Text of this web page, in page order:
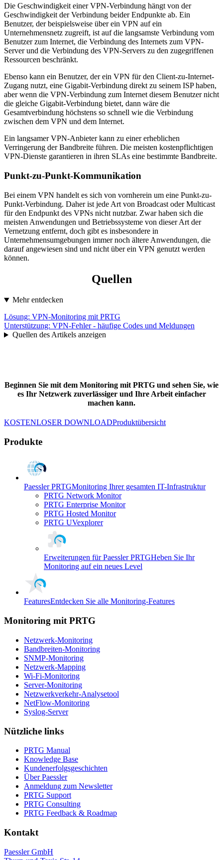
Die Geschwindigkeit einer VPN-Verbindung hängt von der
Geschwindigkeit der Verbindung beider Endpunkte ab. Ein
Benutzer, der beispielsweise über ein VPN auf ein
Unternehmensnetz zugreift, ist auf die langsamste Verbindung vom
Benutzer zum Internet, die Verbindung des Internets zum VPN-
Server und die Verbindung des VPN-Servers zu den zugegriffenen
Ressourcen beschränkt.
Ebenso kann ein Benutzer, der ein VPN für den Client-zu-Internet-
Zugang nutzt, eine Gigabit-Verbindung direkt zu seinem ISP haben,
aber wenn die VPN-Verbindung zum Internet diesem Benutzer nicht
die gleiche Gigabit-Verbindung bietet, dann wäre die
Gesamtverbindung höchstens so schnell wie die Verbindung
zwischen dem VPN und dem Internet.
Ein langsamer VPN-Anbieter kann zu einer erheblichen
Verringerung der Bandbreite führen. Die meisten kostenpflichtigen
VPN-Dienste garantieren in ihren SLAs eine bestimmte Bandbreite.
Punkt-zu-Punkt-Kommunikation
Bei einem VPN handelt es sich von vornherein um eine Punkt-zu-
Punkt-Verbindung. Daher ist jede Art von Broadcast oder Multicast
für den Endpunkt des VPNs nicht nutzbar. Zwar haben sich die
meisten Anwendungen und Betriebssysteme von dieser Art der
Vernetzung entfernt, doch gibt es insbesondere in
Unternehmensumgebungen immer noch ältere Anwendungen, die
darauf angewiesen sind und nicht über ein VPN genutzt werden
können.
Quellen
Mehr entdecken
Lösung: VPN-Monitoring mit PRTG
Unterstützung: VPN-Fehler - häufige Codes und Meldungen
Quellen des Artikels anzeigen
Beginnen Sie mit dem Monitoring mit PRTG und sehen Sie, wie
es Ihr Netzwerk zuverlässiger und Ihre Arbeit einfacher
machen kann.
KOSTENLOSER DOWNLOADProduktübersicht
Produkte
Paessler PRTGMonitoring Ihrer gesamten IT-Infrastruktur
PRTG Network Monitor
PRTG Enterprise Monitor
PRTG Hosted Monitor
PRTG UVexplorer
Erweiterungen für Paessler PRTGHeben Sie Ihr
Monitoring auf ein neues Level
FeaturesEntdecken Sie alle Monitoring-Features
Monitoring mit PRTG
Netzwerk-Monitoring
Bandbreiten-Monitoring
SNMP-Monitoring
Netzwerk-Mapping
Wi-Fi-Monitoring
Server-Monitoring
Netzwerkverkehr-Analysetool
NetFlow-Monitoring
Syslog-Server
Nützliche links
PRTG Manual
Knowledge Base
Kundenerfolgsgeschichten
Über Paessler
Anmeldung zum Newsletter
PRTG Support
PRTG Consulting
PRTG Feedback & Roadmap
Kontakt
Paessler GmbH